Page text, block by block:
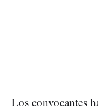
Los convocantes